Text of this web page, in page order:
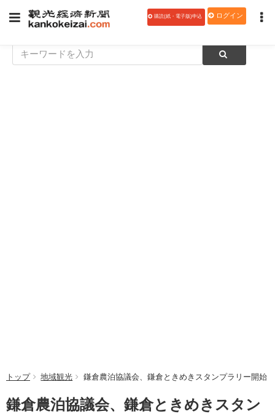
購読(紙・電子版)申込 ログイン
トップ 地域観光 鎌倉農泊協議会、鎌倉ときめきスタンプラリー開始
鎌倉農泊協議会、鎌倉ときめきスタン